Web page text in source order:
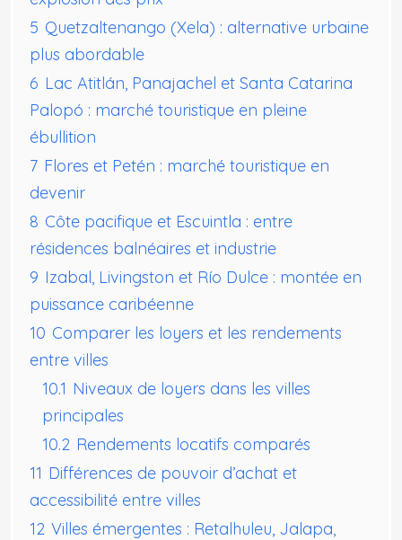
5 Quetzaltenango (Xela) : alternative urbaine
plus abordable
6 Lac Atitlán, Panajachel et Santa Catarina
Palopó : marché touristique en pleine
ébullition
7 Flores et Petén : marché touristique en
devenir
8 Côte pacifique et Escuintla : entre
résidences balnéaires et industrie
9 Izabal, Livingston et Río Dulce : montée en
puissance caribéenne
10 Comparer les loyers et les rendements
entre villes
10.1 Niveaux de loyers dans les villes
principales
10.2 Rendements locatifs comparés
11 Différences de pouvoir d’achat et
accessibilité entre villes
12 Villes émergentes : Retalhuleu, Jalapa,